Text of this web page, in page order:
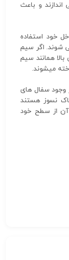
و باعث
خود استفاده
شوند. اگر سیم
همانند سیم
میشوند.
وجود سفال های
نسوز هستند
از سطح خود